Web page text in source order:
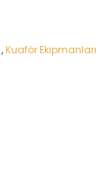
,Kuaför Ekipmanları